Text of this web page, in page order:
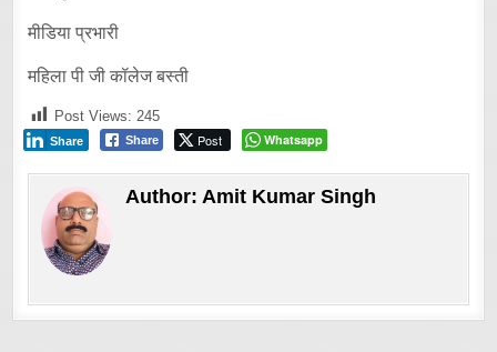
मीडिया प्रभारी
महिला पी जी कॉलेज बस्ती
Post Views: 245
Share Post
Share Whatsapp
Author: Amit Kumar Singh